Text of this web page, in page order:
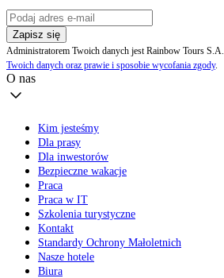
Zapisz się
Administratorem Twoich danych jest Rainbow Tours S.A.
Twoich danych oraz prawie i sposobie wycofania zgody.
O nas
Kim jesteśmy
Dla prasy
Dla inwestorów
Bezpieczne wakacje
Praca
Praca w IT
Szkolenia turystyczne
Kontakt
Standardy Ochrony Małoletnich
Nasze hotele
Biura